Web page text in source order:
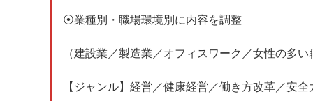
⦿業種別・職場環境別に内容を調整
（建設業／製造業／オフィスワーク／女性の多
【ジャンル】経営／健康経営／働き方改革／安